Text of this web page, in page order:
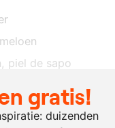
piel de sapo
gratis!
duizenden